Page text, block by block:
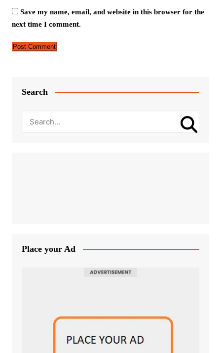
Save my name, email, and website in this browser for the
next time I comment.
Search
Place your Ad